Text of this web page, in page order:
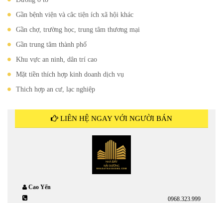
Gần bệnh viện và câc tiện ích xã hội khác
Gần chợ, trường học, trung tâm thương mại
Gần trung tâm thành phố
Khu vực an ninh, dân trí cao
Mặt tiền thích hợp kinh doanh dịch vụ
Thich hợp an cư, lạc nghiệp
LIÊN HỆ NGAY VỚI NGƯỜI BÁN
Cao Yến
0968.323.999